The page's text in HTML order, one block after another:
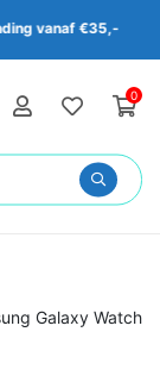
0
Galaxy Watch